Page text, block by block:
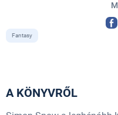
Fantasy
A KÖNYVRŐL